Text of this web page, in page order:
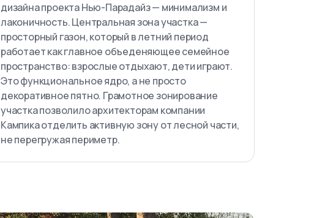
дизайна проекта Нью-Парадайз — минимализм и
лаконичность. Центральная зона участка —
просторный газон, который в летний период
работает как главное объеденяющее семейное
пространство: взрослые отдыхают, дети играют.
Это функциональное ядро, а не просто
декоративное пятно. Грамотное зонирование
участка позволило архитекторам компании
Кампика отделить активную зону от лесной части,
не перегружая периметр.